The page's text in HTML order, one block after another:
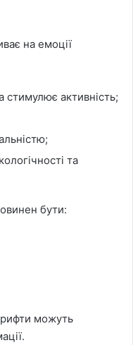
на емоції
стимулює активність;
та
бути:
можуть